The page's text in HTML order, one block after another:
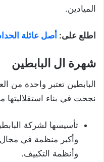
الميادين.
اطلع على: أصل عائلة
شهرة ال البابطين
البابطين تعتبر واحدة من
نجحت في بناء
تأسيسها لشركة
وأكبر منظمة في مجال
وأنظمة التكييف.